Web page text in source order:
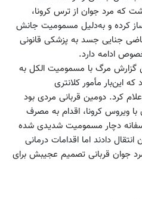
که مرد جوان از ترس کرونا،
کرده و به‌دلیل مسمومیت جانش
جنایی جسد به پزشکی قانونی
ادامه دارد.
گزارش مرگ با مسمومیت الکل به
این‌بار مأمور کلانتری
کرد. دومین قربانی مردی بود
ویروس کرونا، اقدام به مصرف
دچار مسمومیت شدیدی شده
دادند اما اقدامات درمانی
جوان قربانی تصمیم عجیبش برای